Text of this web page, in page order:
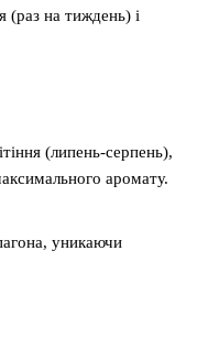
(раз на тиждень) і
(липень-серпень),
аромату.
уникаючи